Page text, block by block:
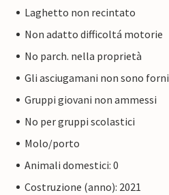
Laghetto non recintato
Non adatto difficoltá motorie
No parch. nella proprietà
Gli asciugamani non sono forni
Gruppi giovani non ammessi
No per gruppi scolastici
Molo/porto
Animali domestici: 0
Costruzione (anno): 2021